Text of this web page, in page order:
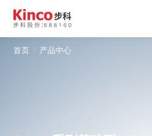
服务与支持
首页 产品中心